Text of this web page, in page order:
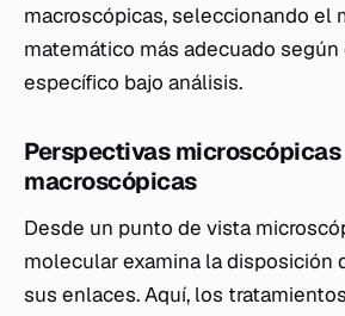
macroscópicas, seleccionando el
matemático más adecuado
específico bajo análisis.
Perspectivas
macroscópicas
Desde un punto de vista
molecular examina la disposición
sus enlaces. Aquí, los